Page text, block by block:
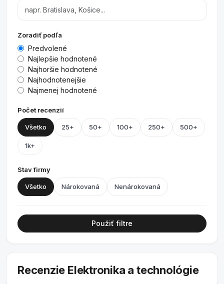
Zoradiť podľa
Predvolené
Najlepšie hodnotené
Najhoršie hodnotené
Najhodnotenejšie
Najmenej hodnotené
Počet recenzií
Všetko 25+ 50+ 100+ 250+ 500+
1k+
Stav firmy
Všetko Nárokovaná Nenárokovaná
Použiť filtre
Recenzie Elektronika a technológie